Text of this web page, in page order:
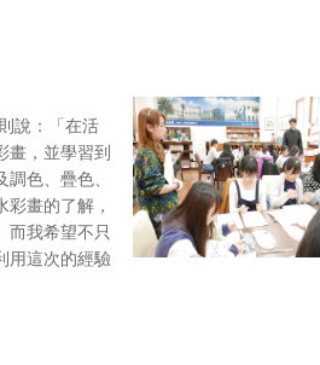
說：「在活
畫，並學習到
色、疊色、
畫的了解，
而我希望不只
用這次的經驗